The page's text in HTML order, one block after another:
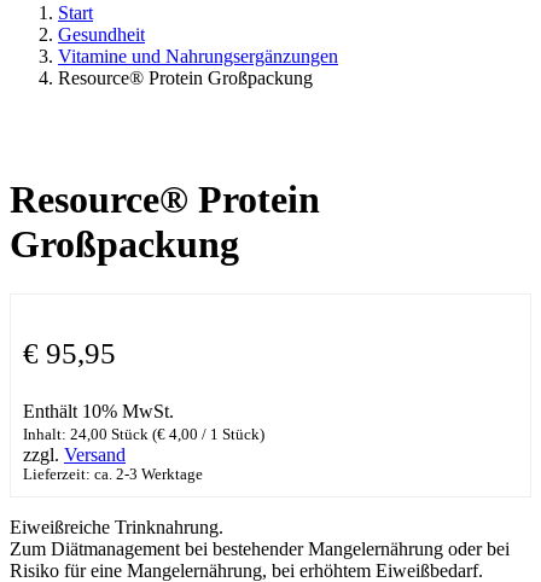
Start
Gesundheit
Vitamine und Nahrungsergänzungen
Resource® Protein Großpackung
Resource® Protein
Großpackung
€ 95,95
Enthält 10% MwSt.
Inhalt: 24,00 Stück (€ 4,00 / 1 Stück)
zzgl. Versand
Lieferzeit: ca. 2-3 Werktage
Eiweißreiche Trinknahrung.
Zum Diätmanagement bei bestehender Mangelernährung oder bei
Risiko für eine Mangelernährung, bei erhöhtem Eiweißbedarf.